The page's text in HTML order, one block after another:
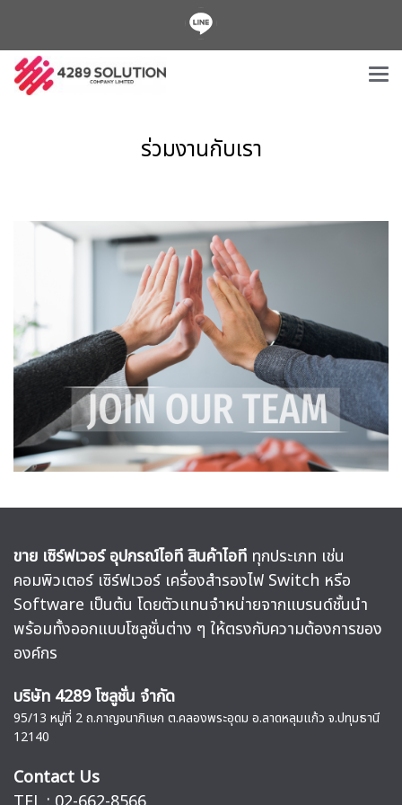
ร่วมงานกับเรา
ขาย เซิร์ฟเวอร์ อุปกรณ์ไอที สินค้าไอที ทุกประเภท เช่น
คอมพิวเตอร์ เซิร์ฟเวอร์ เครื่องสำรองไฟ Switch หรือ
Software เป็นต้น โดยตัวแทนจำหน่ายจากแบรนด์ชั้นนำ
พร้อมทั้งออกแบบโซลูชั่นต่าง ๆ ให้ตรงกับความต้องการของ
องค์กร
บริษัท 4289 โซลูชั่น จำกัด
95/13 หมู่ที่ 2 ถ.กาญจนาภิเษก ต.คลองพระอุดม อ.ลาดหลุมแก้ว จ.ปทุมธานี
12140
Contact Us